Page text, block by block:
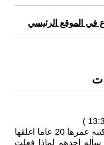
في الموقع الرئيسي
في مدينتي كان هناك صاحب مكتبه عمرها 20 عاما اغلقها
احدهم لماذا فعلت